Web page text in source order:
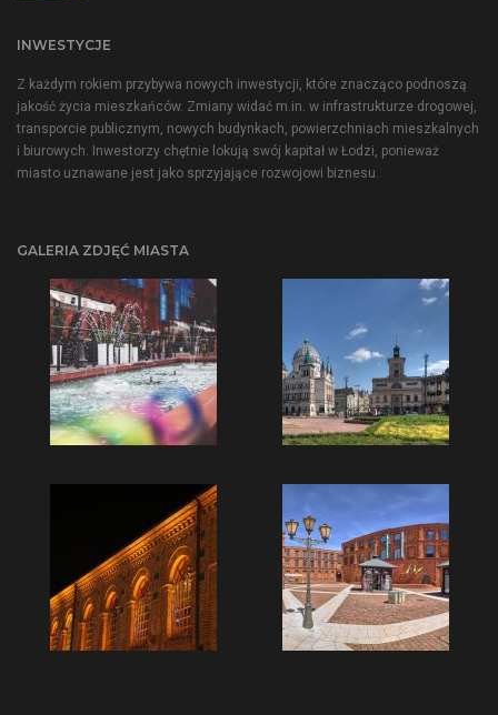
INWESTYCJE
Z każdym rokiem przybywa nowych inwestycji, które znacząco podnoszą
jakość życia mieszkańców. Zmiany widać m.in. w infrastrukturze drogowej,
transporcie publicznym, nowych budynkach, powierzchniach mieszkalnych
i biurowych. Inwestorzy chętnie lokują swój kapitał w Łodzi, ponieważ
miasto uznawane jest jako sprzyjające rozwojowi biznesu.
GALERIA ZDJĘĆ MIASTA